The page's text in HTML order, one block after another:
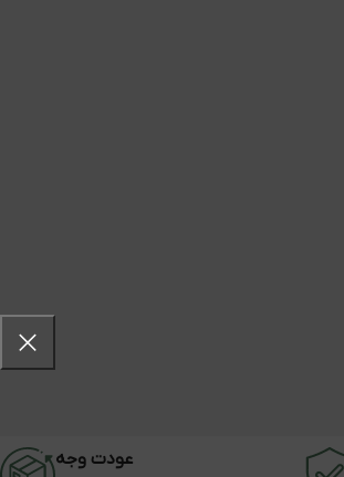
عودت وجه